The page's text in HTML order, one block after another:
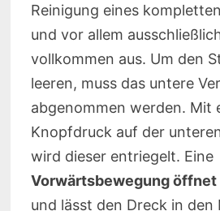
Reinigung eines
und vor allem
vollkommen aus. Um den
leeren, muss das untere
abgenommen werden. Mit
Knopfdruck auf der
wird dieser entriegelt. Eine
Vorwärtsbewegung öffnet
und lässt den Dreck in den